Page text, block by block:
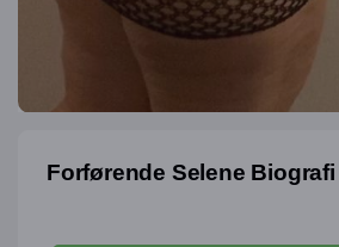
Forførende Selene Biografi